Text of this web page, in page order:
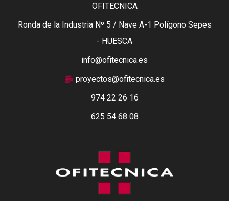
OFITECNICA
Ronda de la Industria Nº 5 / Nave A-1 Polígono Sepes
- HUESCA
info@ofitecnica.es
proyectos@ofitecnica.es
974 22 26 16
625 54 68 08